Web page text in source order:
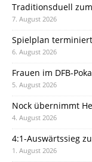
Traditionsduell
7. August 2026
Spielplan
6. August 2026
Frauen im DFB-
5. August 2026
Nock übernimmt
4. August 2026
4:1-Auswärtssieg
1. August 2026